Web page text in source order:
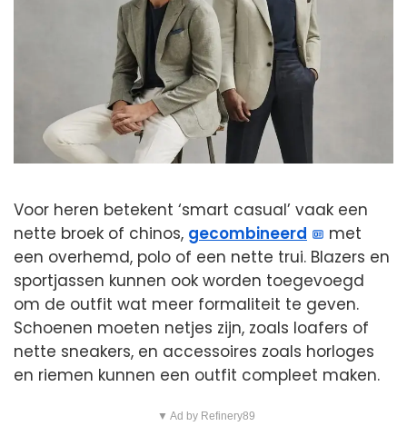
Voor heren betekent ‘smart casual’ vaak een
nette broek of chinos, gecombineerd
met
een overhemd, polo of een nette trui. Blazers en
sportjassen kunnen ook worden toegevoegd
om de outfit wat meer formaliteit te geven.
Schoenen moeten netjes zijn, zoals loafers of
nette sneakers, en accessoires zoals horloges
en riemen kunnen een outfit compleet maken.
▼ Ad by Refinery89